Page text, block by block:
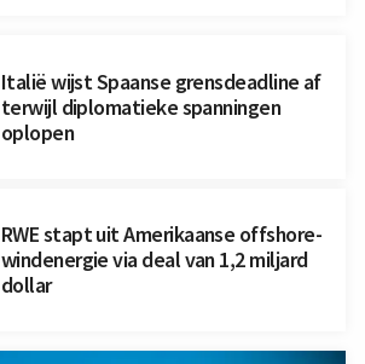
Italië wijst Spaanse grensdeadline af
terwijl diplomatieke spanningen
oplopen
RWE stapt uit Amerikaanse offshore-
windenergie via deal van 1,2 miljard
dollar